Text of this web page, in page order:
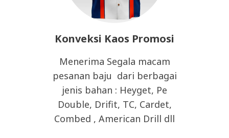
Konveksi Kaos Promosi
Menerima Segala macam
pesanan baju dari berbagai
jenis bahan : Heyget, Pe
Double, Drifit, TC, Cardet,
Combed , American Drill dll